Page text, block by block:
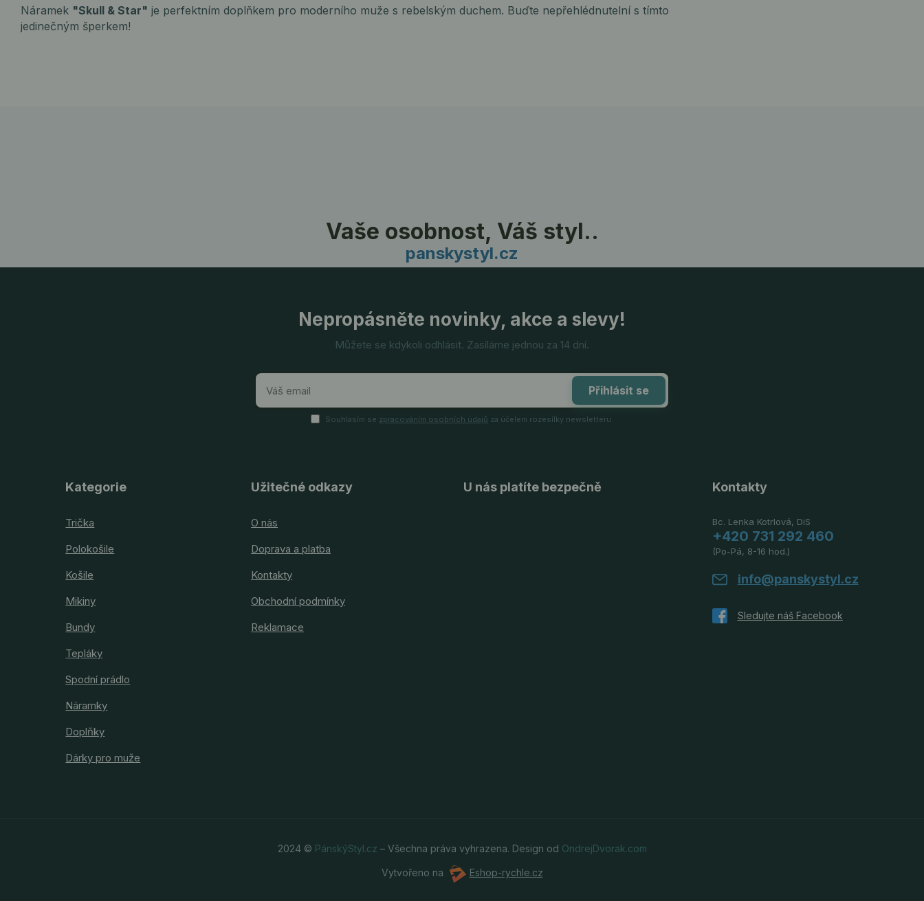
Náramek "Skull & Star" je perfektním doplňkem pro moderního muže s rebelským duchem. Buďte nepřehlédnutelní s tímto
jedinečným šperkem!
Vaše osobnost, Váš styl..
panskystyl.cz
Nepropásněte novinky, akce a slevy!
Můžete se kdykoli odhlásit. Zasíláme jednou za 14 dní.
Přihlásit se
Souhlasím se zpracováním osobních údajů za účelem rozesílky newsletteru.
Kategorie
Trička
Polokošile
Košile
Mikiny
Bundy
Tepláky
Spodní prádlo
Náramky
Doplňky
Dárky pro muže
Užitečné odkazy
O nás
Doprava a platba
Kontakty
Obchodní podmínky
Reklamace
U nás platíte bezpečně Kontakty
Bc. Lenka Kotrlová, DiS
+420 731 292 460
(Po-Pá, 8-16 hod.)
info@panskystyl.cz
2024 © PánskýStyl.cz – Všechna práva vyhrazena. Design od OndrejDvorak.com
Vytvořeno na Eshop-rychle.cz